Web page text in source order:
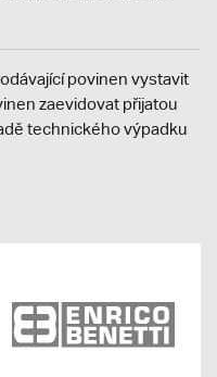
povinen vystavit
zaevidovat přijatou
technického výpadku